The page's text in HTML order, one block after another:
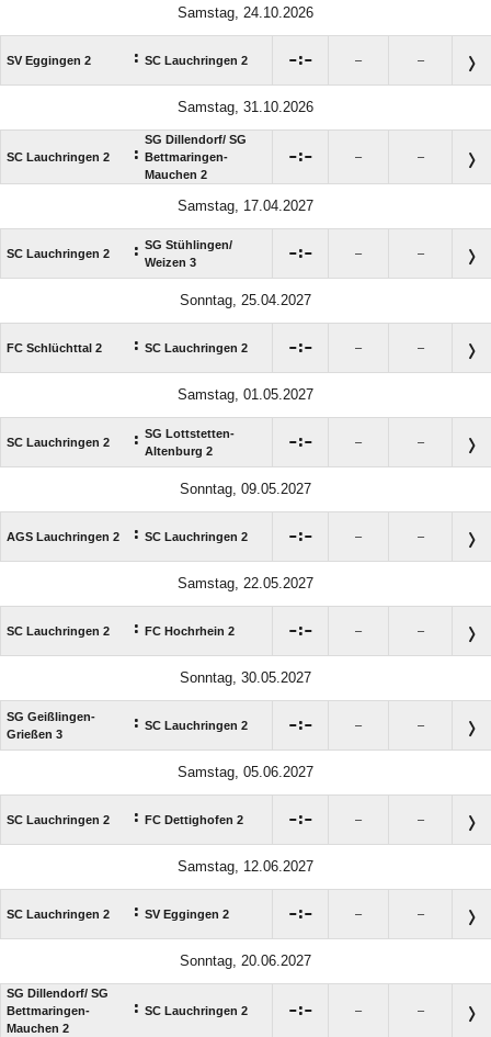
Samstag, 24.10.2026
SV Eggingen 2 : SC Lauchringen 2 : – –
Samstag, 31.10.2026
SC Lauchringen 2 :
SG Dillendorf/​ SG
Bettmaringen-
Mauchen 2
: – –
Samstag, 17.04.2027
SC Lauchringen 2 : SG Stühlingen/​
Weizen 3
: – –
Sonntag, 25.04.2027
FC Schlüchttal 2 : SC Lauchringen 2 : – –
Samstag, 01.05.2027
SC Lauchringen 2 : SG Lottstetten-
Altenburg 2
: – –
Sonntag, 09.05.2027
AGS Lauchringen 2 : SC Lauchringen 2 : – –
Samstag, 22.05.2027
SC Lauchringen 2 : FC Hochrhein 2 : – –
Sonntag, 30.05.2027
SG Geißlingen-
Grießen 3
: SC Lauchringen 2 : – –
Samstag, 05.06.2027
SC Lauchringen 2 : FC Dettighofen 2 : – –
Samstag, 12.06.2027
SC Lauchringen 2 : SV Eggingen 2 : – –
Sonntag, 20.06.2027
SG Dillendorf/​ SG
Bettmaringen-
Mauchen 2
: SC Lauchringen 2 : – –